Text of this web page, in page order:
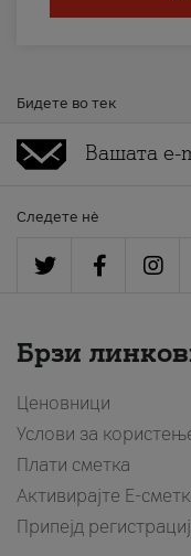
Бидете во тек
Следете нè
Брзи
Ценовници
Услови за
Плати сметка
Активирајте Е-
Припејд